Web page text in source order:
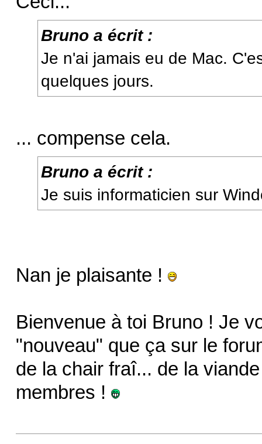
Bruno a écrit :
Je n'ai jamais eu de Mac.
quelques jours.
... compense cela.
Bruno a écrit :
Je suis informaticien sur
Nan je plaisante !
Bienvenue à toi Bruno ! Je
"nouveau" que ça sur le
de la chair fraî... de la
membres !